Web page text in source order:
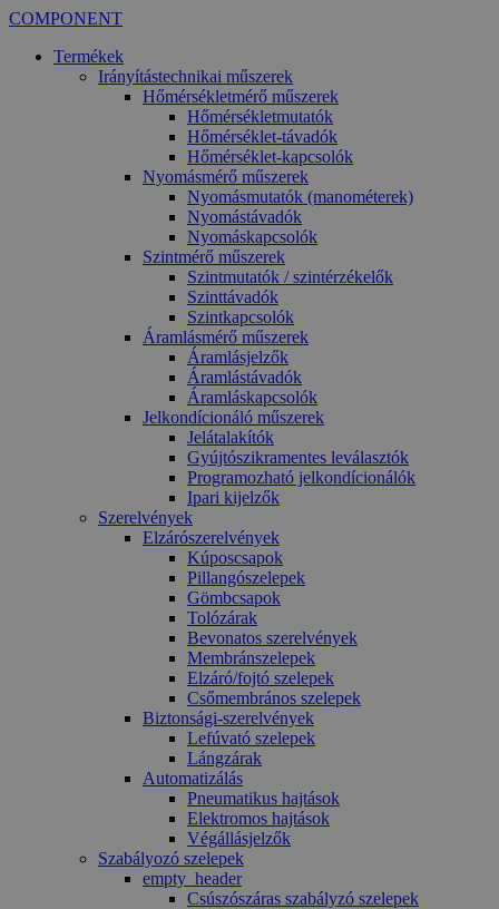
COMPONENT
Termékek
Irányítástechnikai műszerek
Hőmérsékletmérő műszerek
Hőmérsékletmutatók
Hőmérséklet-távadók
Hőmérséklet-kapcsolók
Nyomásmérő műszerek
Nyomásmutatók (manométerek)
Nyomástávadók
Nyomáskapcsolók
Szintmérő műszerek
Szintmutatók / szintérzékelők
Szinttávadók
Szintkapcsolók
Áramlásmérő műszerek
Áramlásjelzők
Áramlástávadók
Áramláskapcsolók
Jelkondícionáló műszerek
Jelátalakítók
Gyújtószikramentes leválasztók
Programozható jelkondícionálók
Ipari kijelzők
Szerelvények
Elzárószerelvények
Kúposcsapok
Pillangószelepek
Gömbcsapok
Tolózárak
Bevonatos szerelvények
Membránszelepek
Elzáró/fojtó szelepek
Csőmembrános szelepek
Biztonsági-szerelvények
Lefúvató szelepek
Lángzárak
Automatizálás
Pneumatikus hajtások
Elektromos hajtások
Végállásjelzők
Szabályozó szelepek
empty_header
Csúszószáras szabályzó szelepek